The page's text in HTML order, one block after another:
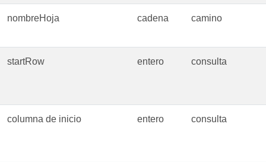
nombreHoja cadena camino
startRow entero consulta
columna de inicio entero consulta